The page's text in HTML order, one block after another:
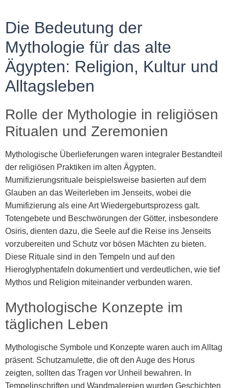
Die Bedeutung der
Mythologie für das alte
Ägypten: Religion, Kultur und
Alltagsleben
Rolle der Mythologie in religiösen
Ritualen und Zeremonien
Mythologische Überlieferungen waren integraler Bestandteil
der religiösen Praktiken im alten Ägypten.
Mumifizierungsrituale beispielsweise basierten auf dem
Glauben an das Weiterleben im Jenseits, wobei die
Mumifizierung als eine Art Wiedergeburtsprozess galt.
Totengebete und Beschwörungen der Götter, insbesondere
Osiris, dienten dazu, die Seele auf die Reise ins Jenseits
vorzubereiten und Schutz vor bösen Mächten zu bieten.
Diese Rituale sind in den Tempeln und auf den
Hieroglyphentafeln dokumentiert und verdeutlichen, wie tief
Mythos und Religion miteinander verbunden waren.
Mythologische Konzepte im
täglichen Leben
Mythologische Symbole und Konzepte waren auch im Alltag
präsent. Schutzamulette, die oft den Auge des Horus
zeigten, sollten das Tragen vor Unheil bewahren. In
Tempelinschriften und Wandmalereien wurden Geschichten